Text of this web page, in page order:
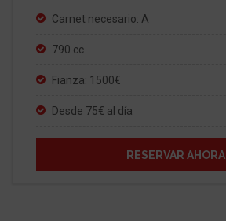
Carnet necesario: A
790 cc
Fianza: 1500€
Desde 75€ al día
RESERVAR AHORA